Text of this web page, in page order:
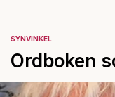
SYNVINKEL
Ordboken